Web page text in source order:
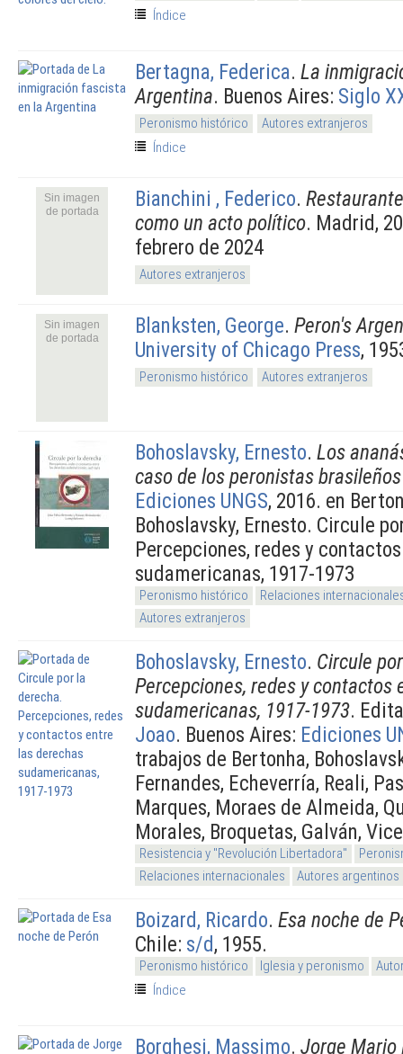
Índice
Bertagna, Federica. La
Argentina. Buenos Aires: Siglo
Peronismo histórico
Autores extranjeros
Índice
Sin imagen
de portada
Bianchini , Federico.
como un acto político. Madrid,
febrero de 2024
Autores extranjeros
Sin imagen
de portada
Blanksten, George. Peron's
University of Chicago Press,
Peronismo histórico Autores extranjeros
Bohoslavsky, Ernesto. Los
caso de los peronistas brasileños
Ediciones UNGS, 2016. en
Bohoslavsky, Ernesto. Circule
Percepciones, redes y
sudamericanas, 1917-1973
Peronismo histórico
Relaciones
Autores extranjeros
Bohoslavsky, Ernesto. Circule
Percepciones, redes y contactos
sudamericanas, 1917-1973.
Joao. Buenos Aires: Ediciones
trabajos de Bertonha,
Fernandes, Echeverría, Reali,
Marques, Moraes de Almeida,
Morales, Broquetas, Galván,
Resistencia y "Revolución Libertadora"
Relaciones internacionales
Autores argentinos
Boizard, Ricardo. Esa noche de
Chile: s/d, 1955.
Peronismo histórico Iglesia y peronismo
Índice
Borghesi, Massimo. Jorge Mario